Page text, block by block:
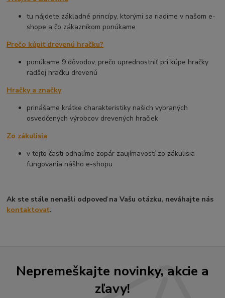
tu nájdete základné princípy, ktorými sa riadime v našom e-
shope a čo zákazníkom ponúkame
Prečo kúpiť drevenú hračku?
ponúkame 9 dôvodov, prečo uprednostniť pri kúpe hračky
radšej hračku drevenú
Hračky a značky
prinášame krátke charakteristiky našich vybraných
osvedčených výrobcov drevených hračiek
Zo zákulisia
v tejto časti odhalíme zopár zaujímavostí zo zákulisia
fungovania nášho e-shopu
Ak ste stále nenašli odpoveď na Vašu otázku, neváhajte nás
kontaktovať.
Nepremeškajte novinky, akcie a
zľavy!